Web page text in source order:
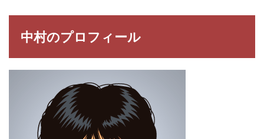
ル
1.1
中村
（な
かむ
ら）
2
中村のプロフィール